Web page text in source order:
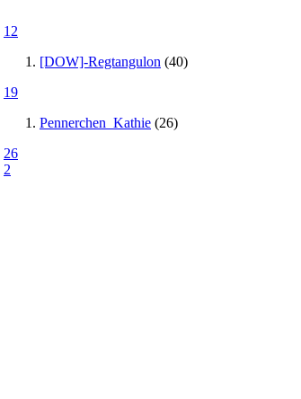
12
[DOW]-Regtangulon (40)
19
Pennerchen_Kathie (26)
26
2